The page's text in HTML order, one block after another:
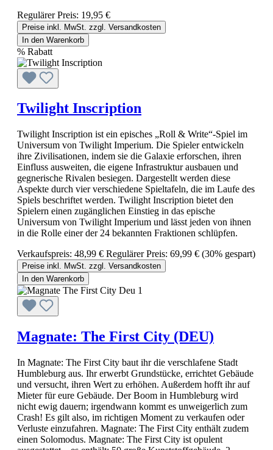
Regulärer Preis: 19,95 €
Preise inkl. MwSt. zzgl. Versandkosten
In den Warenkorb
% Rabatt
Twilight Inscription
Twilight Inscription ist ein episches „Roll & Write“-Spiel im
Universum von Twilight Imperium. Die Spieler entwickeln
ihre Zivilisationen, indem sie die Galaxie erforschen, ihren
Einfluss ausweiten, die eigene Infrastruktur ausbauen und
gegnerische Rivalen besiegen. Dargestellt werden diese
Aspekte durch vier verschiedene Spieltafeln, die im Laufe des
Spiels beschriftet werden. Twilight Inscription bietet den
Spielern einen zugänglichen Einstieg in das epische
Universum von Twilight Imperium und lässt jeden von ihnen
in die Rolle einer der 24 bekannten Fraktionen schlüpfen.
Verkaufspreis: 48,99 € Regulärer Preis: 69,99 € (30% gespart)
Preise inkl. MwSt. zzgl. Versandkosten
In den Warenkorb
Magnate: The First City (DEU)
In Magnate: The First City baut ihr die verschlafene Stadt
Humbleburg aus. Ihr erwerbt Grundstücke, errichtet Gebäude
und versucht, ihren Wert zu erhöhen. Außerdem hofft ihr auf
Mieter für eure Gebäude. Der Boom in Humbleburg wird
nicht ewig dauern; irgendwann kommt es unweigerlich zum
Crash! Es gilt also, im richtigen Moment zu verkaufen oder
Verluste einzufahren. Magnate: The First City enthält zudem
einen Solomodus. Magnate: The First City ist opulent